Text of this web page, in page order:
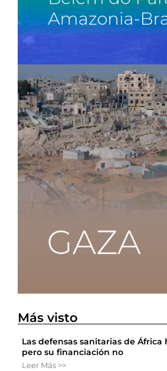
Más visto
Las defensas sanitarias de África
pero su financiación no
Leer Más >>